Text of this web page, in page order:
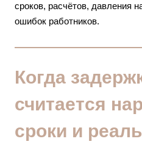
сроков, расчётов, давления
ошибок работников.
Когда
считается
сроки и